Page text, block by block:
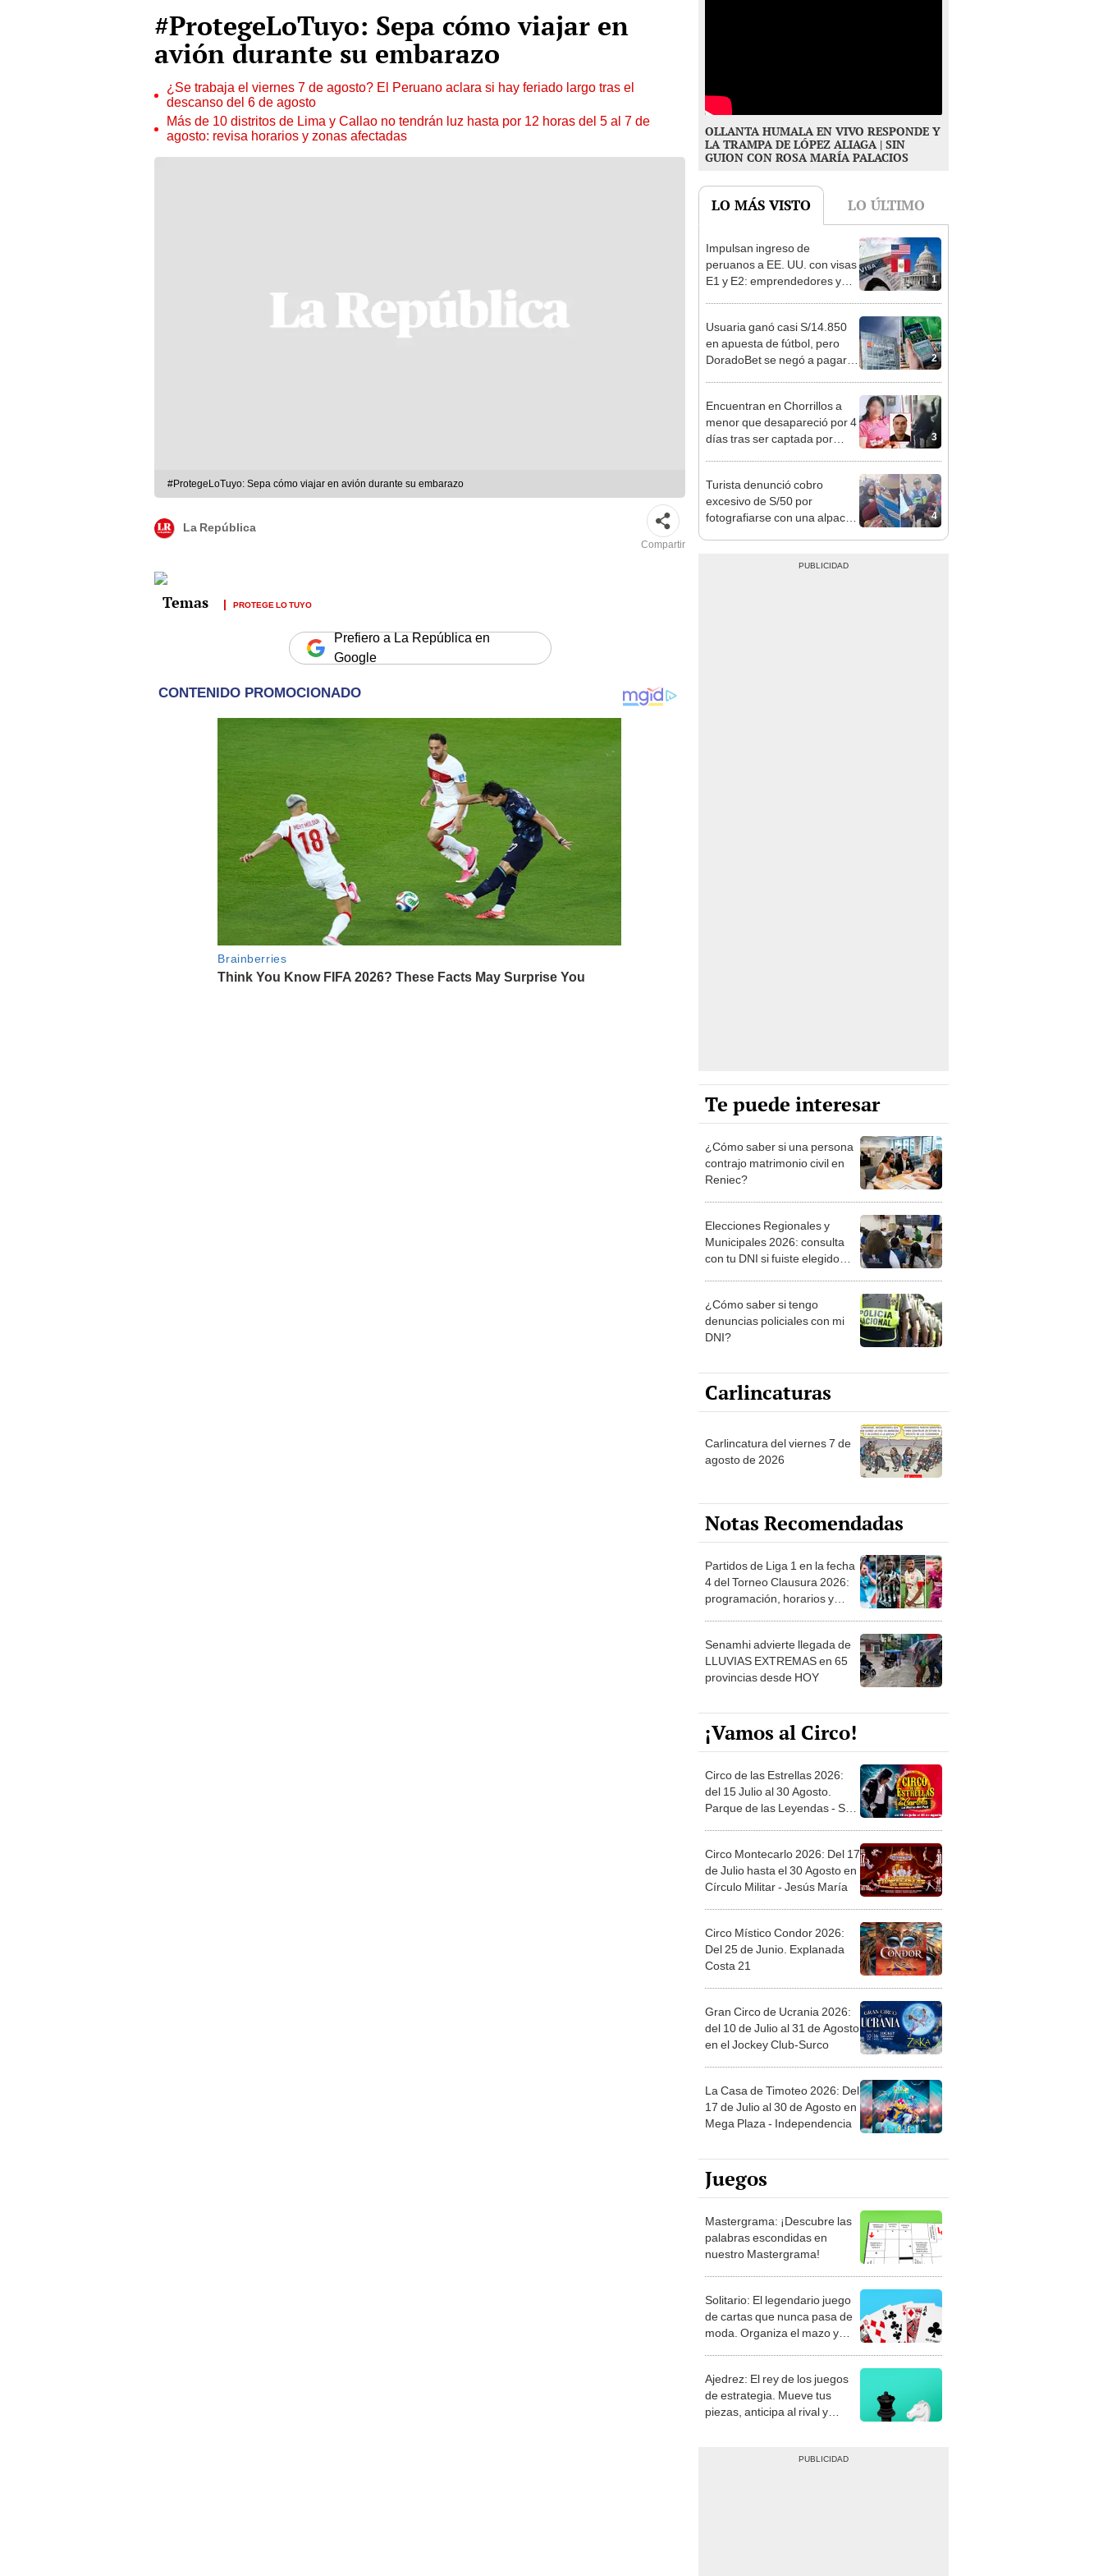
#ProtegeLoTuyo: Sepa cómo viajar en
avión durante su embarazo
¿Se trabaja el viernes 7 de agosto? El Peruano aclara si hay feriado largo tras el
descanso del 6 de agosto
Más de 10 distritos de Lima y Callao no tendrán luz hasta por 12 horas del 5 al 7 de
agosto: revisa horarios y zonas afectadas
#ProtegeLoTuyo: Sepa cómo viajar en avión durante su embarazo
La República
Compartir
PROTEGE LO TUYO
Prefiero a La República en
Google
OLLANTA HUMALA EN VIVO RESPONDE Y
LA TRAMPA DE LÓPEZ ALIAGA | SIN
GUION CON ROSA MARÍA PALACIOS
LO MÁS VISTO LO ÚLTIMO
1
Impulsan ingreso de
peruanos a EE. UU. con visas
E1 y E2: emprendedores y
2
Usuaria ganó casi S/14.850
en apuesta de fútbol, pero
DoradoBet se negó a pagar:
3
Encuentran en Chorrillos a
menor que desapareció por 4
días tras ser captada por
4
Turista denunció cobro
excesivo de S/50 por
fotografiarse con una alpaca
Te puede interesar
¿Cómo saber si una persona
contrajo matrimonio civil en
Reniec?
Elecciones Regionales y
Municipales 2026: consulta
con tu DNI si fuiste elegido
la ONPE
¿Cómo saber si tengo
denuncias policiales con mi
DNI?
Carlincaturas
Carlincatura del viernes 7 de
agosto de 2026
Notas Recomendadas
Partidos de Liga 1 en la fecha
4 del Torneo Clausura 2026:
programación, horarios y
Senamhi advierte llegada de
LLUVIAS EXTREMAS en 65
provincias desde HOY
¡Vamos al Circo!
Circo de las Estrellas 2026:
del 15 Julio al 30 Agosto.
Parque de las Leyendas - San
Circo Montecarlo 2026: Del 17
de Julio hasta el 30 Agosto en
Círculo Militar - Jesús María
Circo Místico Condor 2026:
Del 25 de Junio. Explanada
Costa 21
Gran Circo de Ucrania 2026:
del 10 de Julio al 31 de Agosto
en el Jockey Club-Surco
La Casa de Timoteo 2026: Del
17 de Julio al 30 de Agosto en
Mega Plaza - Independencia
Juegos
Mastergrama: ¡Descubre las
palabras escondidas en
nuestro Mastergrama!
Solitario: El legendario juego
de cartas que nunca pasa de
moda. Organiza el mazo y
Ajedrez: El rey de los juegos
de estrategia. Mueve tus
piezas, anticipa al rival y